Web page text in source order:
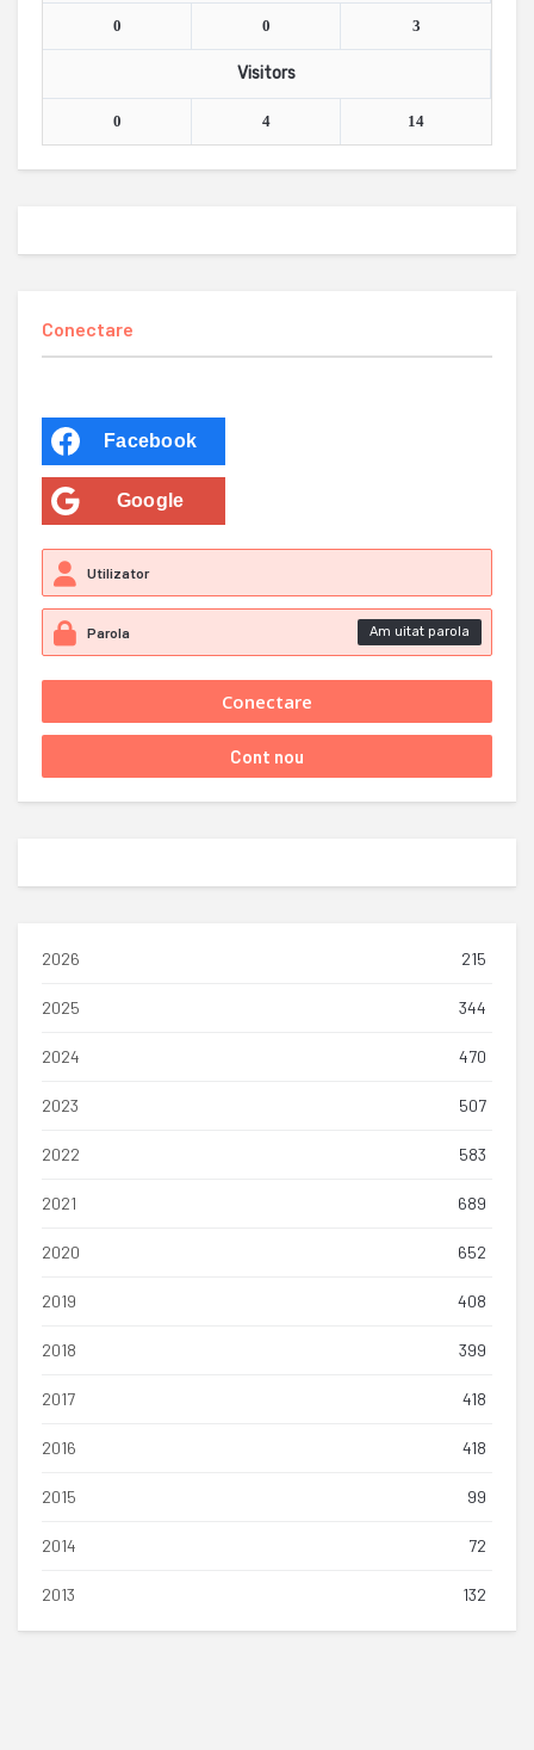
0 0 3
Visitors
0 4 14
Conectare
Facebook
Google
Am uitat parola
2026 215
2025 344
2024 470
2023 507
2022 583
2021 689
2020 652
2019 408
2018 399
2017 418
2016 418
2015 99
2014 72
2013 132